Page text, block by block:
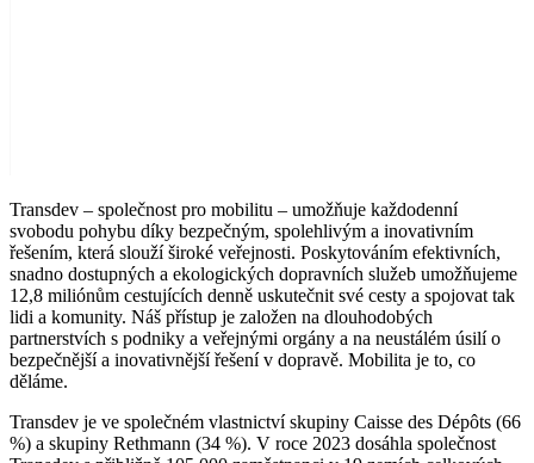
Transdev – společnost pro mobilitu – umožňuje každodenní
svobodu pohybu díky bezpečným, spolehlivým a inovativním
řešením, která slouží široké veřejnosti. Poskytováním efektivních,
snadno dostupných a ekologických dopravních služeb umožňujeme
12,8 miliónům cestujících denně uskutečnit své cesty a spojovat tak
lidi a komunity. Náš přístup je založen na dlouhodobých
partnerstvích s podniky a veřejnými orgány a na neustálém úsilí o
bezpečnější a inovativnější řešení v dopravě. Mobilita je to, co
děláme.
Transdev je ve společném vlastnictví skupiny Caisse des Dépôts (66
%) a skupiny Rethmann (34 %). V roce 2023 dosáhla společnost